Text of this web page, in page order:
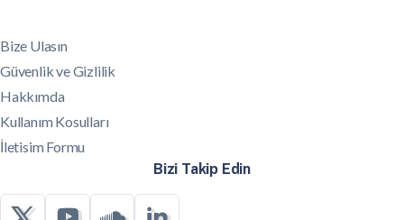
Bize Ulasın
Güvenlik ve Gizlilik
Hakkımda
Kullanım Kosulları
İletisim Formu
Bizi Takip Edin